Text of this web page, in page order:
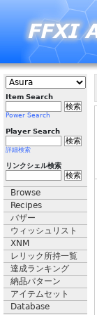
Item Search
Power Search
Player Search
詳細検索
リンクシェル検索
Browse
Recipes
バザー
ウィッシュリスト
XNM
レリック所持一覧
達成ランキング
納品パターン
アイテムセット
Database